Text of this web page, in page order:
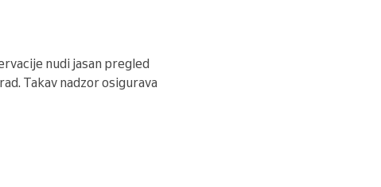
nudi jasan pregled
Takav nadzor osigurava